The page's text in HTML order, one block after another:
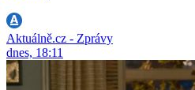
Aktuálně.cz - Zprávy
dnes, 18:11